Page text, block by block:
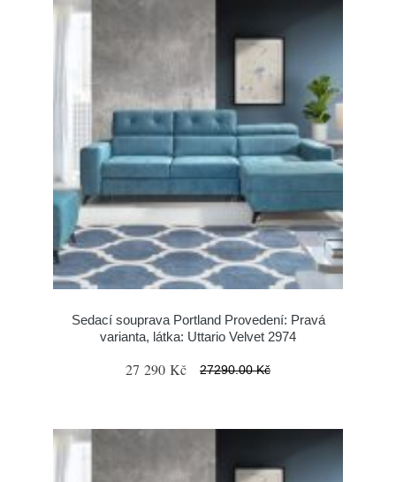
Sedací souprava Portland Provedení: Pravá
varianta, látka: Uttario Velvet 2974
27 290 Kč 27290.00 Kč